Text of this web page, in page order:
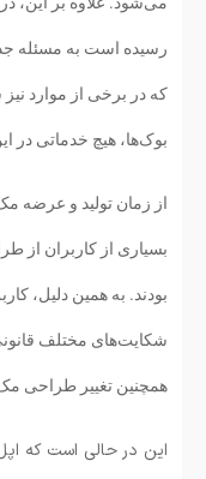
رسیده است به مسئله
که در برخی از موارد
بوک‌ها، هیچ خدماتی در
بسیاری از کاربران از
بودند. به همین دلیل،
شکایت‌های مختلف
همچنین تغییر طراحی
این در حالی است که